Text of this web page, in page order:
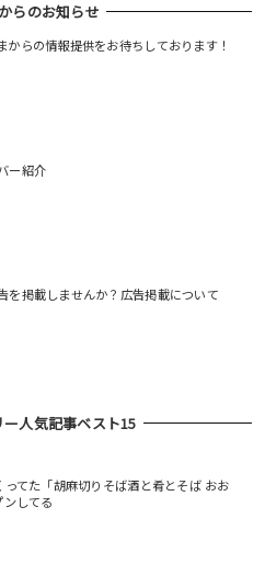
らのお知らせ
からの情報提供をお待ちしております！
ー紹介
を掲載しませんか？広告掲載について
人気記事ベスト15
ってた「胡麻切りそば酒と肴とそば おお
ンしてる